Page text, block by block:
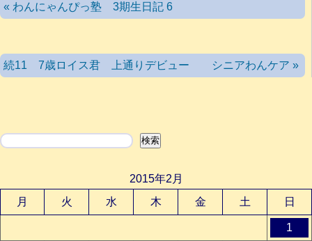
« わんにゃんぴっ塾 3期生日記 6
続11 7歳ロイス君 上通りデビュー シニアわんケア »
検索 検索
2015年2月
月
火 水 木 金 土 日
1